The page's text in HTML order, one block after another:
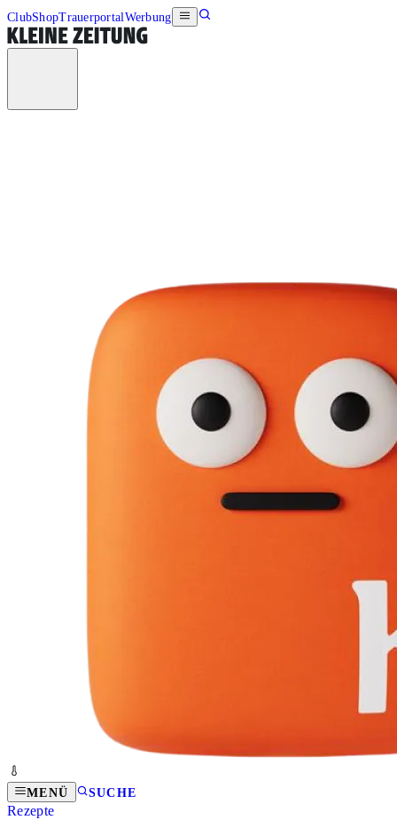
ClubShopTrauerportalWerbung
MENÜ SUCHE
Rezepte